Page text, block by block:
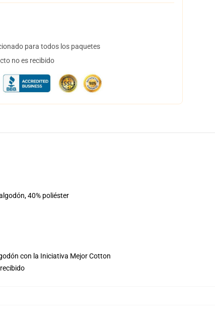
para todos los paquetes
no es recibido
40% poliéster
con la Iniciativa Mejor Cotton